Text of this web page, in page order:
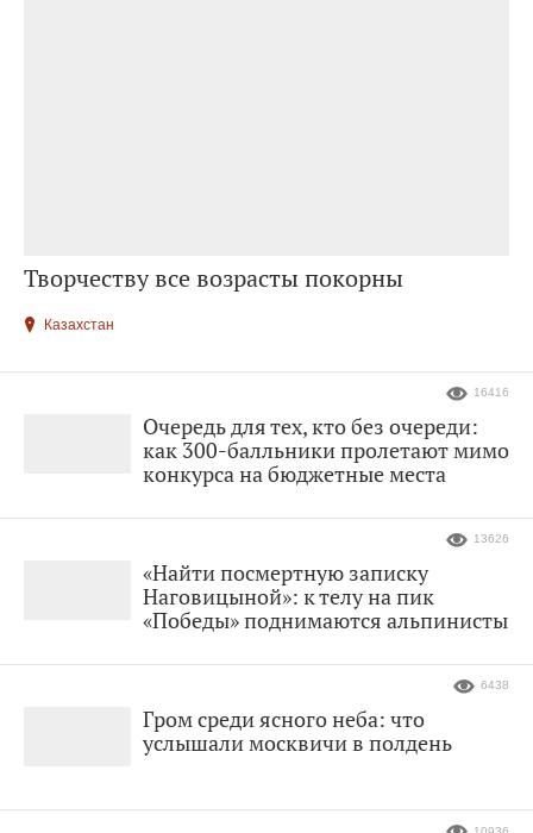
Творчеству все возрасты покорны
Казахстан
Очередь для тех, кто без очереди:
как 300-балльники пролетают мимо
конкурса на бюджетные места
16416
«Найти посмертную записку
Наговицыной»: к телу на пик
«Победы» поднимаются альпинисты
13626
Гром среди ясного неба: что
услышали москвичи в полдень
6438